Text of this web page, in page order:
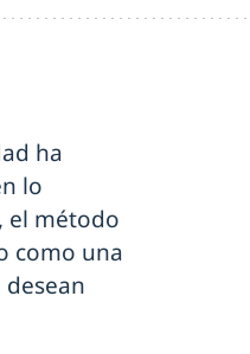
ha
lo
el método
como una